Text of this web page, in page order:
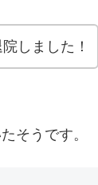
しました！
そうです。